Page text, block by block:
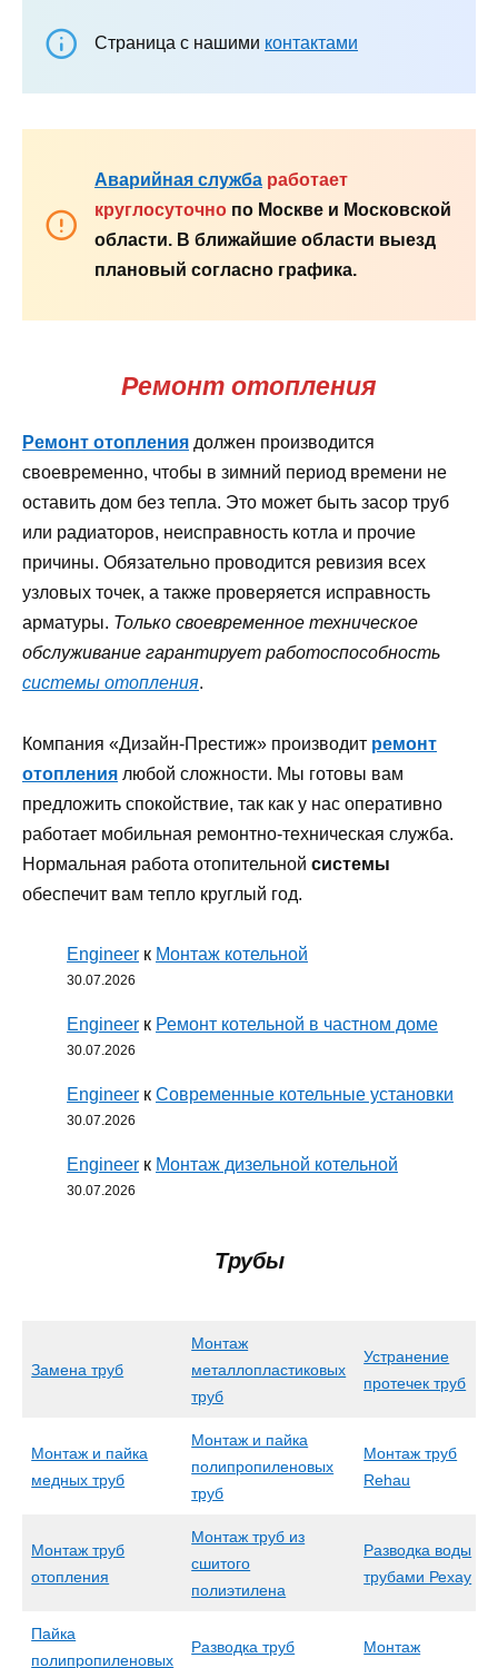
Страница с нашими контактами
Аварийная служба работает
круглосуточно по Москве и Московской
области. В ближайшие области выезд
плановый согласно графика.
Ремонт отопления
Ремонт отопления должен производится
своевременно, чтобы в зимний период времени не
оставить дом без тепла. Это может быть засор труб
или радиаторов, неисправность котла и прочие
причины. Обязательно проводится ревизия всех
узловых точек, а также проверяется исправность
арматуры. Только своевременное техническое
обслуживание гарантирует работоспособность
системы отопления.
Компания «Дизайн-Престиж» производит ремонт
отопления любой сложности. Мы готовы вам
предложить спокойствие, так как у нас оперативно
работает мобильная ремонтно-техническая служба.
Нормальная работа отопительной системы
обеспечит вам тепло круглый год.
Engineer к Монтаж котельной
30.07.2026
Engineer к Ремонт котельной в частном доме
30.07.2026
Engineer к Современные котельные установки
30.07.2026
Engineer к Монтаж дизельной котельной
30.07.2026
Трубы
Замена труб
Монтаж
металлопластиковых
труб
Устранение
протечек труб
Монтаж и пайка
медных труб
Монтаж и пайка
полипропиленовых
труб
Монтаж труб
Rehau
Монтаж труб
отопления
Монтаж труб из
сшитого
полиэтилена
Разводка воды
трубами Рехау
Пайка
полипропиленовых
Разводка труб
Монтаж